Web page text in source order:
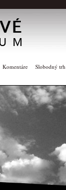
Komentáre Slobodný trh